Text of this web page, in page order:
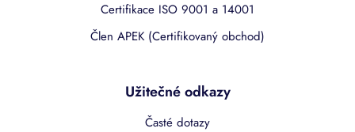
Certifikace ISO 9001 a 14001
Člen APEK (Certifikovaný obchod)
Užitečné odkazy
Časté dotazy